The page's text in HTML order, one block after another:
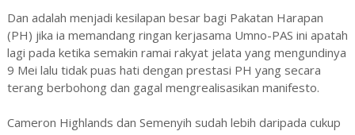
Dan adalah menjadi kesilapan besar bagi Pakatan Harapan
(PH) jika ia memandang ringan kerjasama Umno-PAS ini apatah
lagi pada ketika semakin ramai rakyat jelata yang mengundinya
9 Mei lalu tidak puas hati dengan prestasi PH yang secara
terang berbohong dan gagal mengrealisasikan manifesto.
Cameron Highlands dan Semenyih sudah lebih daripada cukup